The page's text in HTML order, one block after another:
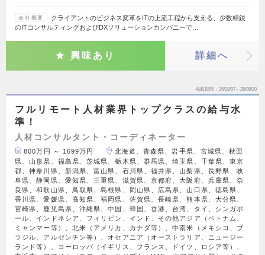
会社概要
クライアントのビジネス変革をITの上流工程から支える、少数精鋭
のITコンサルティングおよびDXソリューションカンパニーで…
興味あり 詳細へ
掲載期間 26/08/07～26/08/20
フルリモート人材業界トップクラスの給与水
準！
人材コンサルタント・コーディネーター
800万円 ～ 1699万円
北海道、青森県、岩手県、宮城県、秋田
県、山形県、福島県、茨城県、栃木県、群馬県、埼玉県、千葉県、東京
都、神奈川県、新潟県、富山県、石川県、福井県、山梨県、長野県、岐
阜県、静岡県、愛知県、三重県、滋賀県、京都府、大阪府、兵庫県、奈
良県、和歌山県、鳥取県、島根県、岡山県、広島県、山口県、徳島県、
香川県、愛媛県、高知県、福岡県、佐賀県、長崎県、熊本県、大分県、
宮崎県、鹿児島県、沖縄県、中国、韓国、香港、台湾、タイ、シンガポ
ール、インドネシア、フィリピン、インド、その他アジア（ベトナム、
ミャンマー等）、北米（アメリカ、カナダ等）、中南米（メキシコ、ブ
ラジル、アルゼンチン等）、オセアニア（オーストラリア、ニュージー
ランド等）、ヨーロッパ（イギリス、フランス、ドイツ、ロシア等）、